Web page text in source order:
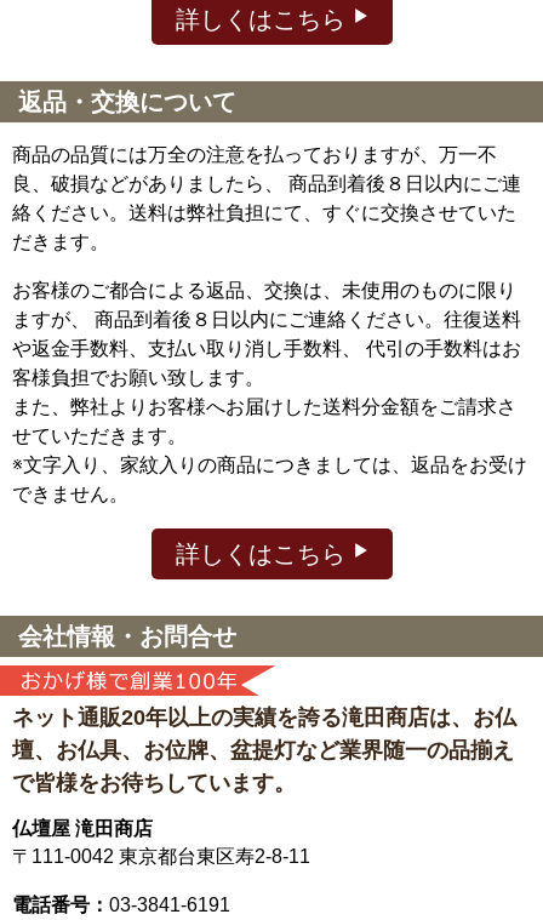
詳しくはこちら
返品・交換について
商品の品質には万全の注意を払っておりますが、万一不
良、破損などがありましたら、 商品到着後８日以内にご連
絡ください。送料は弊社負担にて、すぐに交換させていた
だきます。
お客様のご都合による返品、交換は、未使用のものに限り
ますが、
商品到着後８日以内にご連絡ください。往復送料
や返金手数料、支払い取り消し手数料、 代引の手数料はお
客様負担でお願い致します。
また、弊社よりお客様へお届けした送料分金額をご請求さ
せていただきます。
※文字入り、家紋入りの商品につきましては、返品をお受け
できません。
詳しくはこちら
会社情報・お問合せ
ネット通販20年以上の実績を誇る滝田商店は、 お仏
壇、お仏具、お位牌、盆提灯など業界随一の品揃え
で皆様をお待ちしています。
仏壇屋 滝田商店
〒111-0042 東京都台東区寿2-8-11
電話番号： 03-3841-6191